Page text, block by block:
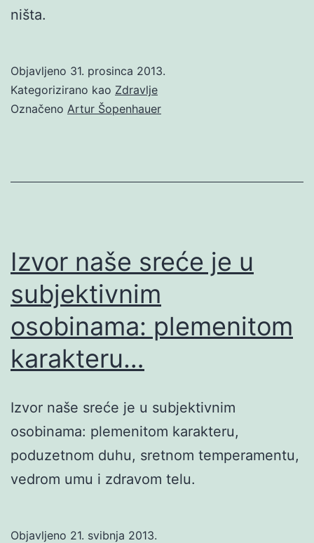
ništa.
Objavljeno 31. prosinca 2013.
Kategorizirano kao Zdravlje
Označeno Artur Šopenhauer
Izvor naše sreće je u
subjektivnim
osobinama: plemenitom
karakteru…
Izvor naše sreće je u subjektivnim
osobinama: plemenitom karakteru,
poduzetnom duhu, sretnom temperamentu,
vedrom umu i zdravom telu.
Objavljeno 21. svibnja 2013.